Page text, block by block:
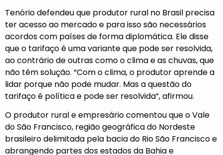
Tenório defendeu que produtor rural no Brasil precisa
ter acesso ao mercado e para isso são necessários
acordos com países de forma diplomática. Ele disse
que o tarifaço é uma variante que pode ser resolvida,
ao contrário de outras como o clima e as chuvas, que
não têm solução. “Com o clima, o produtor aprende a
lidar porque não pode mudar. Mas a questão do
tarifaço é política e pode ser resolvida”, afirmou.
O produtor rural e empresário comentou que o Vale
do São Francisco, região geográfica do Nordeste
brasileiro delimitada pela bacia do Rio São Francisco e
abrangendo partes dos estados da Bahia e